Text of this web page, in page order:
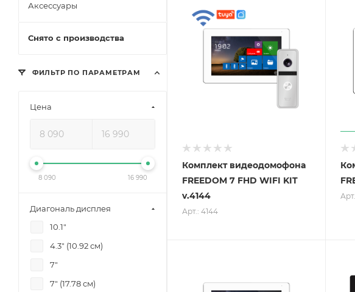
Комплект видеодомофона
FREEDOM 7 FHD WIFI KIT
v.4144
Арт.: 4144
Аксессуары
Снято с производства
ФИЛЬТР ПО ПАРАМЕТРАМ
Цена
8 090 16 990
Диагональ дисплея
10.1"
4.3" (10.92 см)
7"
7" (17.78 см)